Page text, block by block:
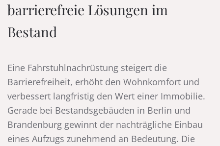
barrierefreie Lösungen im
Bestand
Eine Fahrstuhlnachrüstung steigert die
Barrierefreiheit, erhöht den Wohnkomfort und
verbessert langfristig den Wert einer Immobilie.
Gerade bei Bestandsgebäuden in Berlin und
Brandenburg gewinnt der nachträgliche Einbau
eines Aufzugs zunehmend an Bedeutung. Die